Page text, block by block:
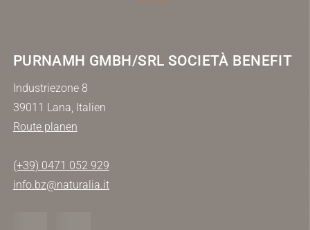
PURNAMH GMBH/SRL SOCIETÀ BENEFIT
Industriezone 8
39011 Lana, Italien
Route planen
(+39) 0471 052 929
info.bz@naturalia.it